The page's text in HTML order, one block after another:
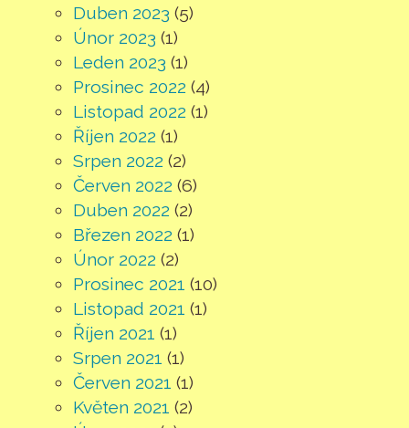
Duben 2023 (5)
Únor 2023 (1)
Leden 2023 (1)
Prosinec 2022 (4)
Listopad 2022 (1)
Říjen 2022 (1)
Srpen 2022 (2)
Červen 2022 (6)
Duben 2022 (2)
Březen 2022 (1)
Únor 2022 (2)
Prosinec 2021 (10)
Listopad 2021 (1)
Říjen 2021 (1)
Srpen 2021 (1)
Červen 2021 (1)
Květen 2021 (2)